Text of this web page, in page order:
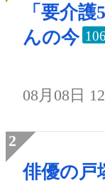
「要介
んの今 106
08月08日
俳優の戸